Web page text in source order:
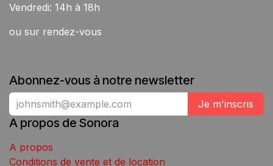
Vendredi: 14h à 18h
ou sur rendez-vous
Abonnez-vous à notre newsletter
Je m'inscris
A propos de Sonora
A propos
Conditions de vente et de location